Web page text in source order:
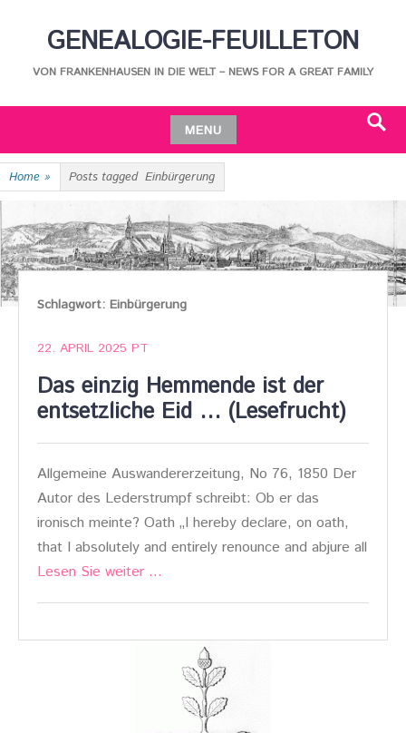
GENEALOGIE-FEUILLETON
VON FRANKENHAUSEN IN DIE WELT – NEWS FOR A GREAT FAMILY
MENU
Skip
to
Home » Posts tagged Einbürgerung
Schlagwort: Einbürgerung
22. APRIL 2025 PT
Das einzig Hemmende ist der
entsetzliche Eid … (Lesefrucht)
Allgemeine Auswandererzeitung, No 76, 1850 Der
Autor des Lederstrumpf schreibt: Ob er das
ironisch meinte? Oath „I hereby declare, on oath,
that I absolutely and entirely renounce and abjure all
Lesen Sie weiter …